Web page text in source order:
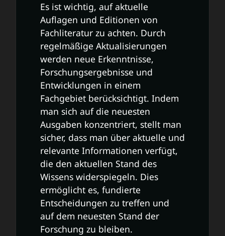
Es ist wichtig, auf aktuelle
Auflagen und Editionen von
Fachliteratur zu achten. Durch
regelmäßige Aktualisierungen
werden neue Erkenntnisse,
Forschungsergebnisse und
Entwicklungen in einem
Fachgebiet berücksichtigt. Indem
man sich auf die neuesten
Ausgaben konzentriert, stellt man
sicher, dass man über aktuelle und
relevante Informationen verfügt,
die den aktuellen Stand des
Wissens widerspiegeln. Dies
ermöglicht es, fundierte
Entscheidungen zu treffen und
auf dem neuesten Stand der
Forschung zu bleiben.